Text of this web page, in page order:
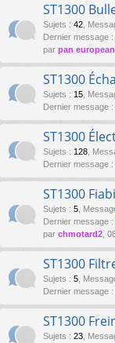
ST1300
Sujets : 42
Dernier message :
par pan european
ST1300
Sujets : 15
Dernier message :
ST1300
Sujets : 128
Dernier message :
ST1300
Sujets : 5
Dernier message :
par chmotard2 ,
ST1300
Sujets : 5
Dernier message :
ST1300
Sujets : 23